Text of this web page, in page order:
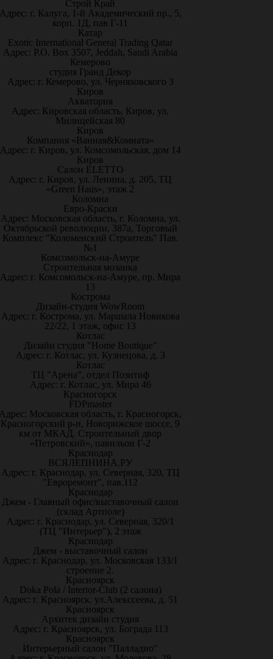
Строй Край
г. Калуга, 1-й Академический пр., 5,
корп. 1Д, пав Г-11
Катар
Exotic International General Trading Qatar
Адрес: P.O. Box 3507, Jeddah, Saudi Arabia
Кемерово
студия Гранд Декор
Адрес: г. Кемерово, ул. Черняховского 3
Киров
Акватория
Адрес: Кировская область, Киров, ул.
Милицейская 80
Киров
Компания «Ванная&Комната»
Адрес: г. Киров, ул. Комсомольская, дом 14
Киров
Салон ELETTO
Адрес: г. Киров, ул. Ленина, д. 205, ТЦ
«Green Haus», этаж 2
Коломна
Евро-Краски
Адрес: Московская область, г. Коломна, ул.
Октябрьской революции, 387а, Торговый
Комплекс "Коломенский Строитель" Пав.
№1
Комсомольск-на-Амуре
Строительная мозаика
Адрес: г. Комсомольск-на-Амуре, пр. Мира
13
Кострома
Дизайн-студия WowRoom
Адрес: г. Кострома, ул. Маршала Новикова
22/22, 1 этаж, офис 13
Котлас
Дизайн студия "Home Boutique"
Адрес: г. Котлас, ул. Кузнецова, д. 3
Котлас
ТЦ "Арена", отдел Позитиф
Адрес: г. Котлас, ул. Мира 46
Красногорск
FDPmaster
Московская область, г. Красногорск,
Красногорский р-н, Новорижское шоссе, 9
км от МКАД. Строительный двор
«Петровский», павильон Г-2
Краснодар
ВСЯЛЕПНИНА.РУ
Адрес: г. Краснодар, ул. Северная, 320, ТЦ
"Евроремонт", пав.112
Краснодар
Джем - Главный офис/выставочный салон
(склад Артполе)
Адрес: г. Краснодар, ул. Северная, 320/1
(ТЦ "Интерьер"), 2 этаж
Краснодар
Джем - выставочный салон
Адрес: г. Краснодар, ул. Московская 133/1
строение 2.
Красноярск
Doka Pola / Interior-Club (2 салона)
Адрес: г. Красноярск, ул.Алекссеева, д. 51
Красноярск
Архитек дизайн студия
Адрес: г. Красноярск, ул. Бограда 113
Красноярск
Интерьерный салон "Палладио"